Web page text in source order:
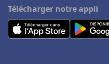
Télécharger notre appli